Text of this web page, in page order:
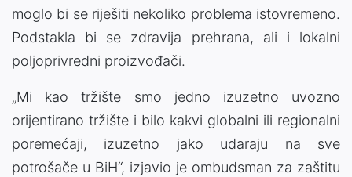
moglo bi se riješiti nekoliko problema istovremeno.
Podstakla bi se zdravija prehrana, ali i lokalni
poljoprivredni proizvođači.
„Mi kao tržište smo jedno izuzetno uvozno
orijentirano tržište i bilo kakvi globalni ili regionalni
poremećaji, izuzetno jako udaraju na sve
potrošače u BiH“, izjavio je ombudsman za zaštitu